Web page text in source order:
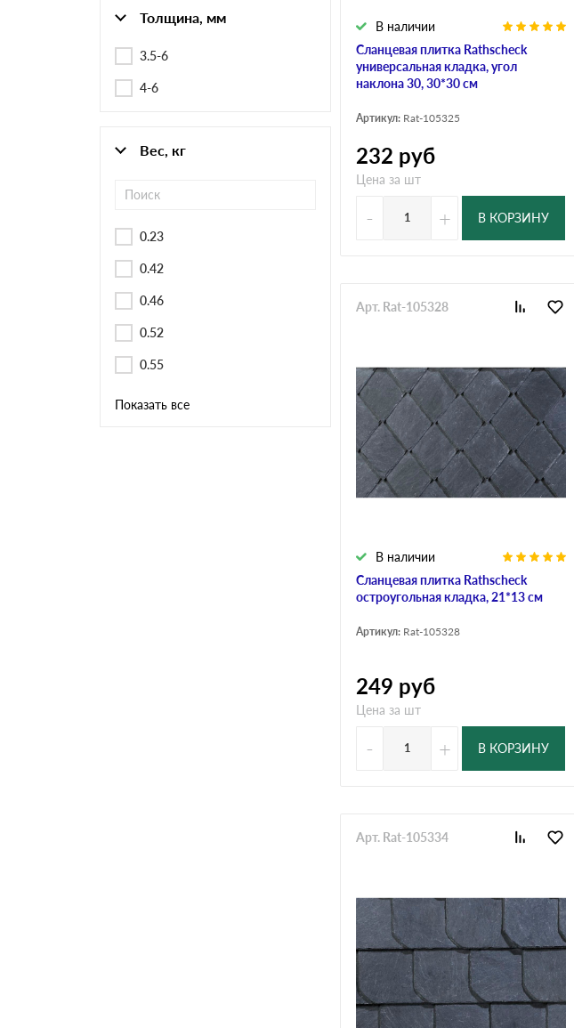
Толщина, мм
3.5-6
4-6
Вес, кг
0.23
0.42
0.46
0.52
0.55
Показать все
Сланцевая плитка Rathscheck
универсальная кладка, угол
наклона 30, 30*30 см
В наличии
Артикул: Rat-105325
232 руб
Цена за шт
- + В КОРЗИНУ
Сланцевая плитка Rathscheck
остроугольная кладка, 21*13 см
В наличии
Арт. Rat-105328
Артикул: Rat-105328
249 руб
Цена за шт
- + В КОРЗИНУ
Арт. Rat-105334